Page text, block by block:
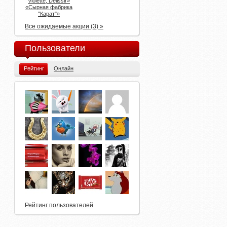
«Сырная фабрика
"Карат"»
Все ожидаемые акции (3) »
Пользователи
Рейтинг Онлайн
Рейтинг пользователей